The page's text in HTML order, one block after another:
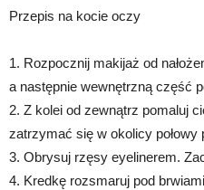
Przepis na kocie oczy
1. Rozpocznij makijaż od
a następnie wewnętrzną część
2. Z kolei od zewnątrz pomaluj
zatrzymać się w okolicy połowy
3. Obrysuj rzęsy eyelinerem.
4. Kredkę rozsmaruj pod